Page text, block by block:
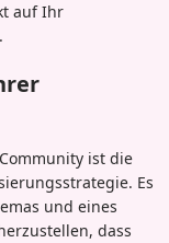
auf Ihr
ist die
Es
und eines
dass